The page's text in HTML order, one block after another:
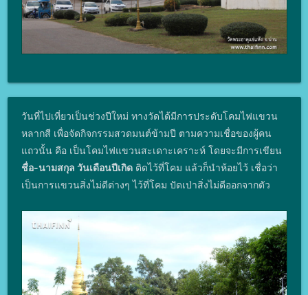
วันที่ไปเที่ยวเป็นช่วงปีใหม่ ทางวัดได้มีการประดับโคมไฟแขวน
หลากสี เพื่อจัดกิจกรรมสวดมนต์ข้ามปี ตามความเชื่อของผู้คน
แถวนั้น คือ เป็นโคมไฟแขวนสะเดาะเคราะห์ โดยจะมีการเขียน
ชื่อ-นามสกุล วันเดือนปีเกิดติดไว้ที่โคม แล้วก็นำห้อยไว้ เชื่อว่า
เป็นการแขวนสิ่งไม่ดีต่างๆ ไว้ที่โคม ปัดเป่าสิ่งไม่ดีออกจากตัว